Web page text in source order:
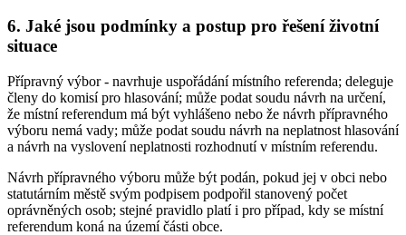
6. Jaké jsou podmínky a postup pro řešení životní
situace
Přípravný výbor - navrhuje uspořádání místního referenda; deleguje
členy do komisí pro hlasování; může podat soudu návrh na určení,
že místní referendum má být vyhlášeno nebo že návrh přípravného
výboru nemá vady; může podat soudu návrh na neplatnost hlasování
a návrh na vyslovení neplatnosti rozhodnutí v místním referendu.
Návrh přípravného výboru může být podán, pokud jej v obci nebo
statutárním městě svým podpisem podpořil stanovený počet
oprávněných osob; stejné pravidlo platí i pro případ, kdy se místní
referendum koná na území části obce.